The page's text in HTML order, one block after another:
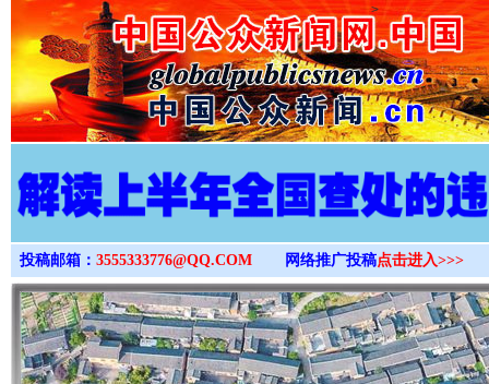
>
投稿邮箱： 3555333776@QQ.COM 网络推广投稿点击进入>>>